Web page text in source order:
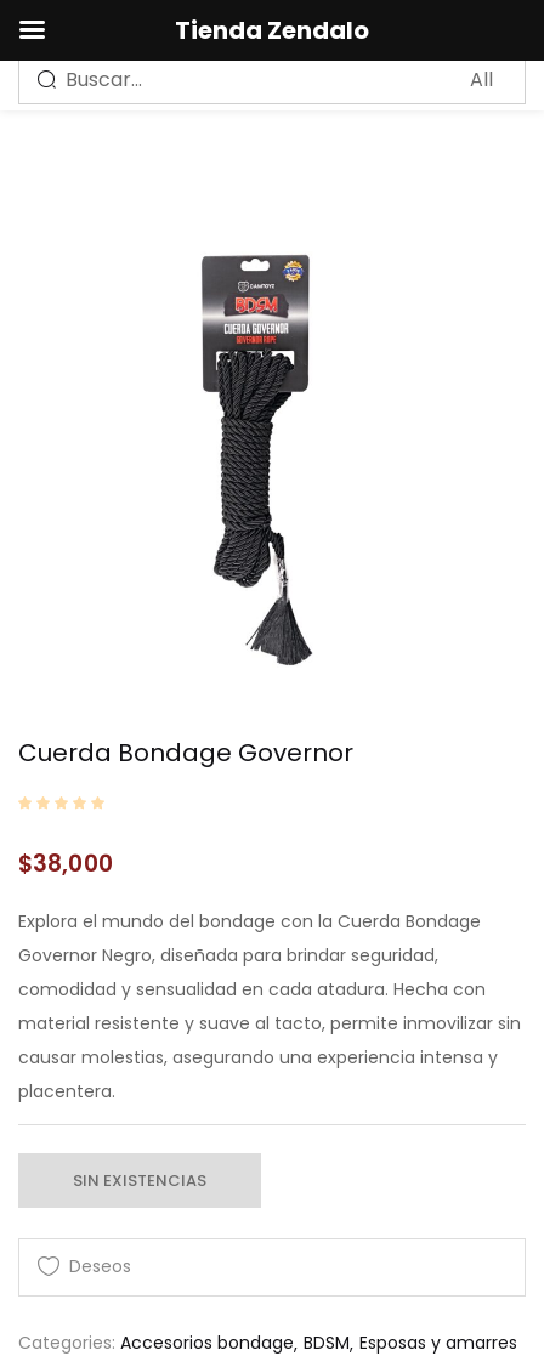
Cuerda Bondage Governor
$38,000
Explora el mundo del bondage con la Cuerda Bondage
Governor Negro, diseñada para brindar seguridad,
comodidad y sensualidad en cada atadura. Hecha con
material resistente y suave al tacto, permite inmovilizar sin
causar molestias, asegurando una experiencia intensa y
placentera.
SIN EXISTENCIAS
Categories: Accesorios bondage BDSM Esposas y amarres
Tienda Zendalo
Sign in
LOG IN
CREAR UNA CUENTA